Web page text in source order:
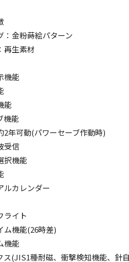
：金粉蒔絵パターン
再生素材
機能
能
機能
2年可動(パワーセーブ作動時)
受信
択機能
ルカレンダー
ライト
ム機能(26時差)
機能
ス(JIS1種耐磁、衝撃検知機能、針